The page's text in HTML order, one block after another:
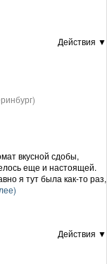
Действия ▼
вкусной сдобы,
еще и настоящей.
я тут была как-то раз,
Действия ▼